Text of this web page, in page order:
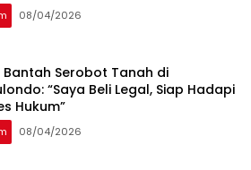
08/04/2026
Bantah Serobot Tanah di
“Saya Beli Legal, Siap Hadapi
Hukum”
08/04/2026